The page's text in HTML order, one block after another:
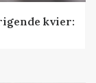
kvier: